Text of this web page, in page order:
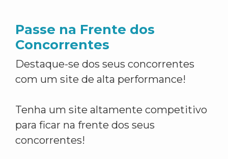
Passe na Frente dos
Concorrentes
Destaque-se dos seus concorrentes
com um site de alta performance!
Tenha um site altamente competitivo
para ficar na frente dos seus
concorrentes!